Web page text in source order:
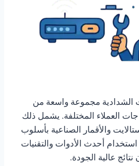
الشدادية مجموعة واسعة من
العملاء المختلفة. يشمل ذلك
والأقمار الصناعية بأسلوب
أحدث الأدوات والتقنيات
عالية الجودة.